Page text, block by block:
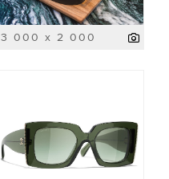
3 000 x 2 000